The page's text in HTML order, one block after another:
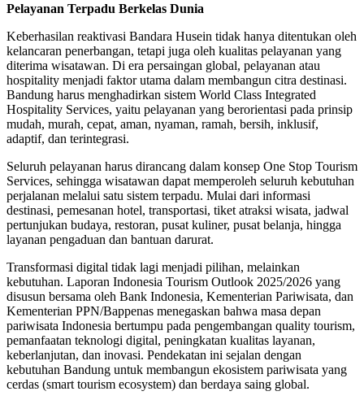
Pelayanan Terpadu Berkelas Dunia
Keberhasilan reaktivasi Bandara Husein tidak hanya ditentukan oleh
kelancaran penerbangan, tetapi juga oleh kualitas pelayanan yang
diterima wisatawan. Di era persaingan global, pelayanan atau
hospitality menjadi faktor utama dalam membangun citra destinasi.
Bandung harus menghadirkan sistem World Class Integrated
Hospitality Services, yaitu pelayanan yang berorientasi pada prinsip
mudah, murah, cepat, aman, nyaman, ramah, bersih, inklusif,
adaptif, dan terintegrasi.
Seluruh pelayanan harus dirancang dalam konsep One Stop Tourism
Services, sehingga wisatawan dapat memperoleh seluruh kebutuhan
perjalanan melalui satu sistem terpadu. Mulai dari informasi
destinasi, pemesanan hotel, transportasi, tiket atraksi wisata, jadwal
pertunjukan budaya, restoran, pusat kuliner, pusat belanja, hingga
layanan pengaduan dan bantuan darurat.
Transformasi digital tidak lagi menjadi pilihan, melainkan
kebutuhan. Laporan Indonesia Tourism Outlook 2025/2026 yang
disusun bersama oleh Bank Indonesia, Kementerian Pariwisata, dan
Kementerian PPN/Bappenas menegaskan bahwa masa depan
pariwisata Indonesia bertumpu pada pengembangan quality tourism,
pemanfaatan teknologi digital, peningkatan kualitas layanan,
keberlanjutan, dan inovasi. Pendekatan ini sejalan dengan
kebutuhan Bandung untuk membangun ekosistem pariwisata yang
cerdas (smart tourism ecosystem) dan berdaya saing global.